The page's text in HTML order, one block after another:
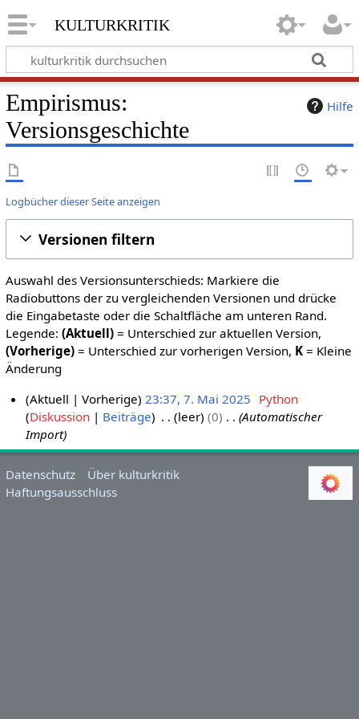
kulturkritik
Hilfe
Empirismus:
Versionsgeschichte
Logbücher dieser Seite anzeigen
Versionen filtern
Auswahl des Versionsunterschieds: Markiere die
Radiobuttons der zu vergleichenden Versionen und drücke
die Eingabetaste oder die Schaltfläche am unteren Rand.
Legende: (Aktuell)= Unterschied zur aktuellen Version,
(Vorherige)= Unterschied zur vorherigen Version, K= Kleine
Änderung
M
a
i
Aktuell Vorherige 23:37, 7. Mai 2025 Python
Diskussion
Beiträge leer 0
Automatischer
Import
Datenschutz
Über kulturkritik
Haftungsausschluss